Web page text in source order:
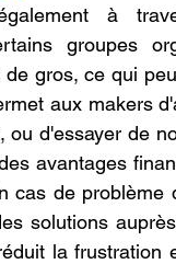
à
groupes
gros, ce qui
aux makers
d'essayer de
avantages
cas de problème
solutions
la frustration